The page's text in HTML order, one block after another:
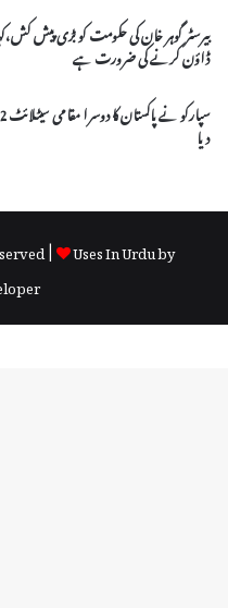
بیرسٹر گوہر خان کی حکومت کو بڑی پیش
ڈاؤن کرنے کی ضرورت ہے
دیا
|
Uses In Urdu by